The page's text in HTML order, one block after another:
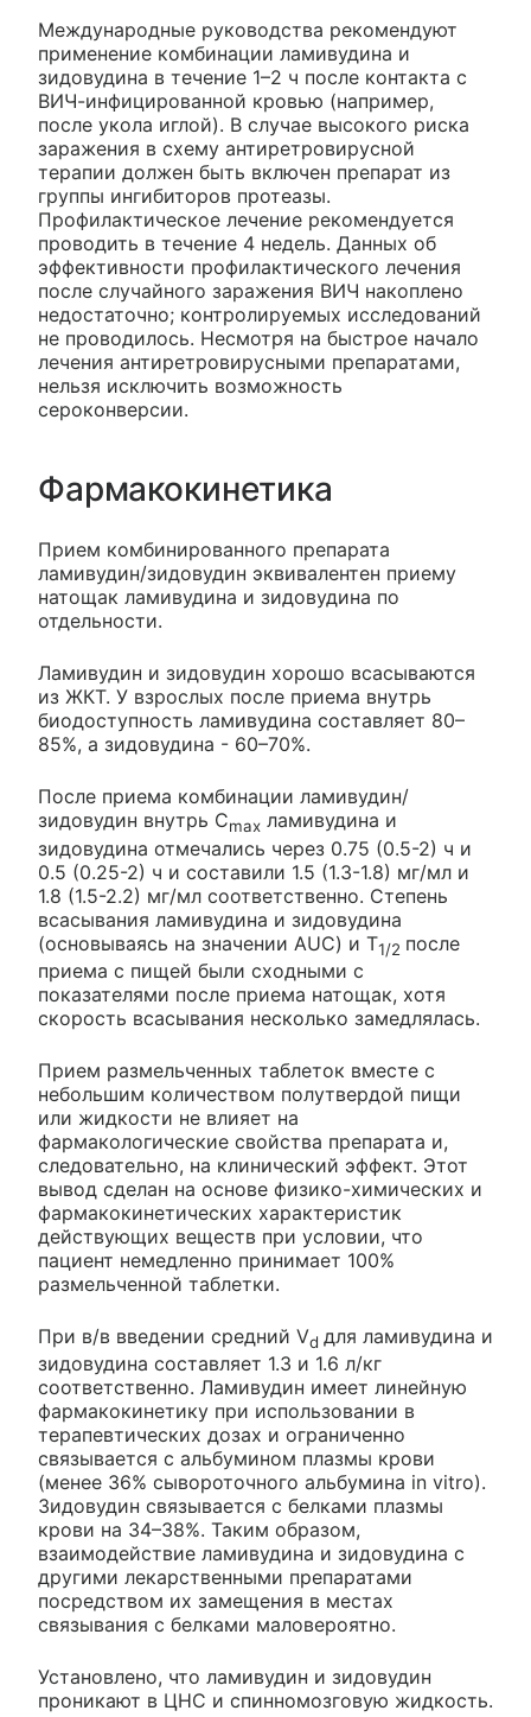
Международные руководства рекомендуют
применение комбинации ламивудина и
зидовудина в течение 1–2 ч после контакта с
ВИЧ-инфицированной кровью (например,
после укола иглой). В случае высокого риска
заражения в схему антиретровирусной
терапии должен быть включен препарат из
группы ингибиторов протеазы.
Профилактическое лечение рекомендуется
проводить в течение 4 недель. Данных об
эффективности профилактического лечения
после случайного заражения ВИЧ накоплено
недостаточно; контролируемых исследований
не проводилось. Несмотря на быстрое начало
лечения антиретровирусными препаратами,
нельзя исключить возможность
сероконверсии.
Фармакокинетика
Прием комбинированного препарата
ламивудин/зидовудин эквивалентен приему
натощак ламивудина и зидовудина по
отдельности.
Ламивудин и зидовудин хорошо всасываются
из ЖКТ. У взрослых после приема внутрь
биодоступность ламивудина составляет 80–
85%, а зидовудина - 60–70%.
После приема комбинации ламивудин/
зидовудин внутрь Сmax ламивудина и
зидовудина отмечались через 0.75 (0.5-2) ч и
0.5 (0.25-2) ч и составили 1.5 (1.3-1.8) мг/мл и
1.8 (1.5-2.2) мг/мл соответственно. Степень
всасывания ламивудина и зидовудина
(основываясь на значении AUC) и T1/2 после
приема с пищей были сходными с
показателями после приема натощак, хотя
скорость всасывания несколько замедлялась.
Прием размельченных таблеток вместе с
небольшим количеством полутвердой пищи
или жидкости не влияет на
фармакологические свойства препарата и,
следовательно, на клинический эффект. Этот
вывод сделан на основе физико-химических и
фармакокинетических характеристик
действующих веществ при условии, что
пациент немедленно принимает 100%
размельченной таблетки.
При в/в введении средний Vd для ламивудина и
зидовудина составляет 1.3 и 1.6 л/кг
соответственно. Ламивудин имеет линейную
фармакокинетику при использовании в
терапевтических дозах и ограниченно
связывается с альбумином плазмы крови
(менее 36% сывороточного альбумина in vitro).
Зидовудин связывается с белками плазмы
крови на 34–38%. Таким образом,
взаимодействие ламивудина и зидовудина с
другими лекарственными препаратами
посредством их замещения в местах
связывания с белками маловероятно.
Установлено, что ламивудин и зидовудин
проникают в ЦНС и спинномозговую жидкость.